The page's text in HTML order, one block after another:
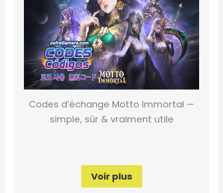
Codes d’échange Motto Immortal —
simple, sûr & vraiment utile
Voir plus